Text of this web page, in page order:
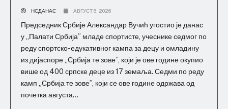
НСДАНАС АВГУСТ 6, 2026
Председник Србије Александар Вучић угостио је данас
у „Палати Србија” младе спортисте, учеснике седмог по
реду спортско-едукативног кампа за децу и омладину
из дијаспоре „Србија те зове”, који је ове године окупио
више од 400 српске деце из 17 земаља. Седми по реду
камп „Србија те зове”, који се ове године одржава од
почетка августа...